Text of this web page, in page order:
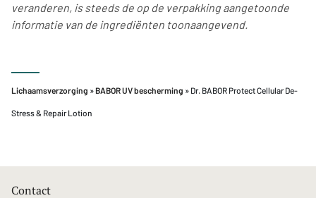
veranderen, is steeds de op de verpakking aangetoonde
informatie van de ingrediënten toonaangevend.
Lichaamsverzorging »BABOR UV bescherming » Dr. BABOR Protect Cellular De-
Stress & Repair Lotion
Contact